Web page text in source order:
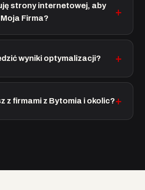
strony internetowej, aby
Firma?
wyniki optymalizacji?
z firmami z Bytomia i okolic?